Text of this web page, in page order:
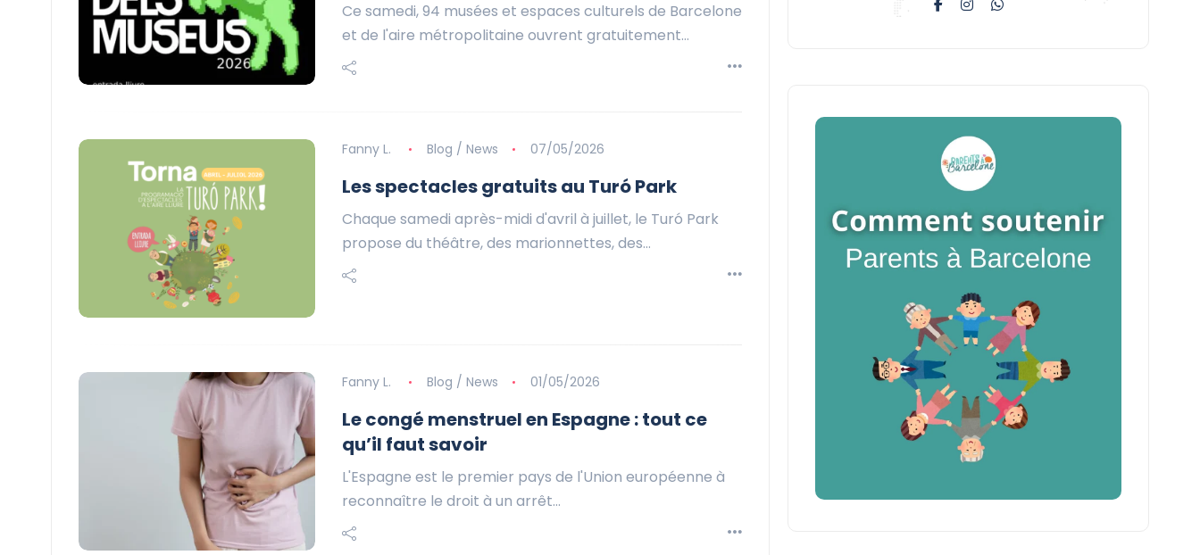
Ce samedi, 94 musées et espaces culturels de Barcelone
et de l'aire métropolitaine ouvrent gratuitement…
Fanny L. Blog / News 07/05/2026
Les spectacles gratuits au Turó Park
Chaque samedi après-midi d'avril à juillet, le Turó Park
propose du théâtre, des marionnettes, des…
Fanny L. Blog / News 01/05/2026
Le congé menstruel en Espagne : tout ce
qu’il faut savoir
L'Espagne est le premier pays de l'Union européenne à
reconnaître le droit à un arrêt…